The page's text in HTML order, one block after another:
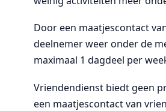
Door een maatjescontact
deelnemer weer onder de
maximaal 1 dagdeel per
Vriendendienst biedt geen
een maatjescontact van